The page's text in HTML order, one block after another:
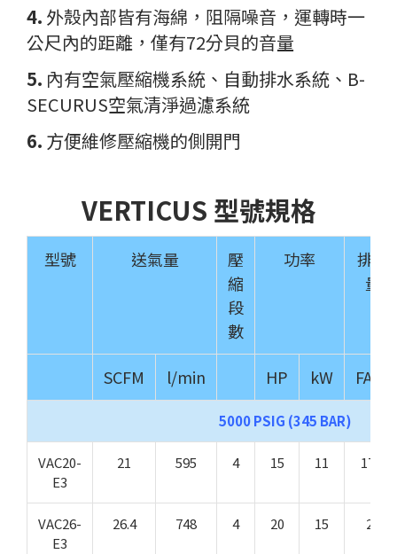
4. 外殼內部皆有海綿，阻隔噪音，運轉時一
公尺內的距離，僅有72分貝的音量
5. 內有空氣壓縮機系統、自動排水系統、B-
SECURUS空氣清淨過濾系統
6. 方便維修壓縮機的側開門
VERTICUS 型號規格
型號 送氣量
壓
縮
段
數
功率
排氣
量
SCFM l/min HP kW FAD²
5000 PSIG (345 BAR)
VAC20-
E3
21 595 4 15 11 17.5
VAC26-
E3
26.4 748 4 20 15 22